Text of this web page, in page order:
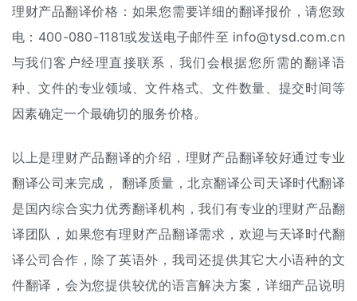
理财产品翻译价格 ：如果您需要详细的翻译报价 ，请您致
电：400-080-1181或发送电子邮件至 info@tysd.com.cn
与我们客户经理直接联系，我们会根据您所需的翻译语
种、文件的专业领域、文件格式、文件数量、提交时间等
因素确定一个最确切的服务价格。
以上是理财产品翻译的介绍，理财产品翻译较好通过专业
翻译公司来完成， 翻译质量，北京翻译公司天译时代翻译
是国内综合实力优秀翻译机构 ，我们有专业的理财产品翻
译团队，如果您有理财产品翻译需求，欢迎与天译时代翻
译公司合作，除了英语外，我司还提供其它大小语种的文
件翻译，会为您提供较优的语言解决方案，详细产品说明